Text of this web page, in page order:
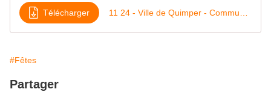
Télécharger
#Fêtes
Partager